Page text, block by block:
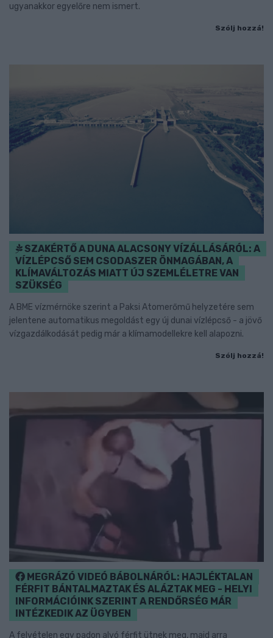
ugyanakkor egyelőre nem ismert.
Szólj hozzá!
SZAKÉRTŐ A DUNA ALACSONY VÍZÁLLÁSÁRÓL: A
VÍZLÉPCSŐ SEM CSODASZER ÖNMAGÁBAN, A
KLÍMAVÁLTOZÁS MIATT ÚJ SZEMLÉLETRE VAN
SZÜKSÉG
A BME vízmérnöke szerint a Paksi Atomerőmű helyzetére sem
jelentene automatikus megoldást egy új dunai vízlépcső - a jövő
vízgazdálkodását pedig már a klímamodellekre kell alapozni.
Szólj hozzá!
MEGRÁZÓ VIDEÓ BÁBOLNÁRÓL: HAJLÉKTALAN
FÉRFIT BÁNTALMAZTAK ÉS ALÁZTAK MEG - HELYI
INFORMÁCIÓINK SZERINT A RENDŐRSÉG MÁR
INTÉZKEDIK AZ ÜGYBEN
A felvételen egy padon alvó férfit ütnek meg, majd arra